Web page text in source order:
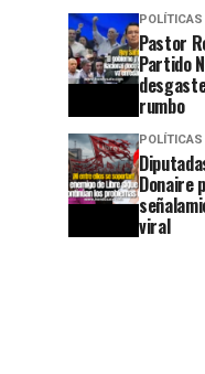
POLÍTICAS
Pastor
Partido
rumbo
POLÍTICAS
Donaire
viral